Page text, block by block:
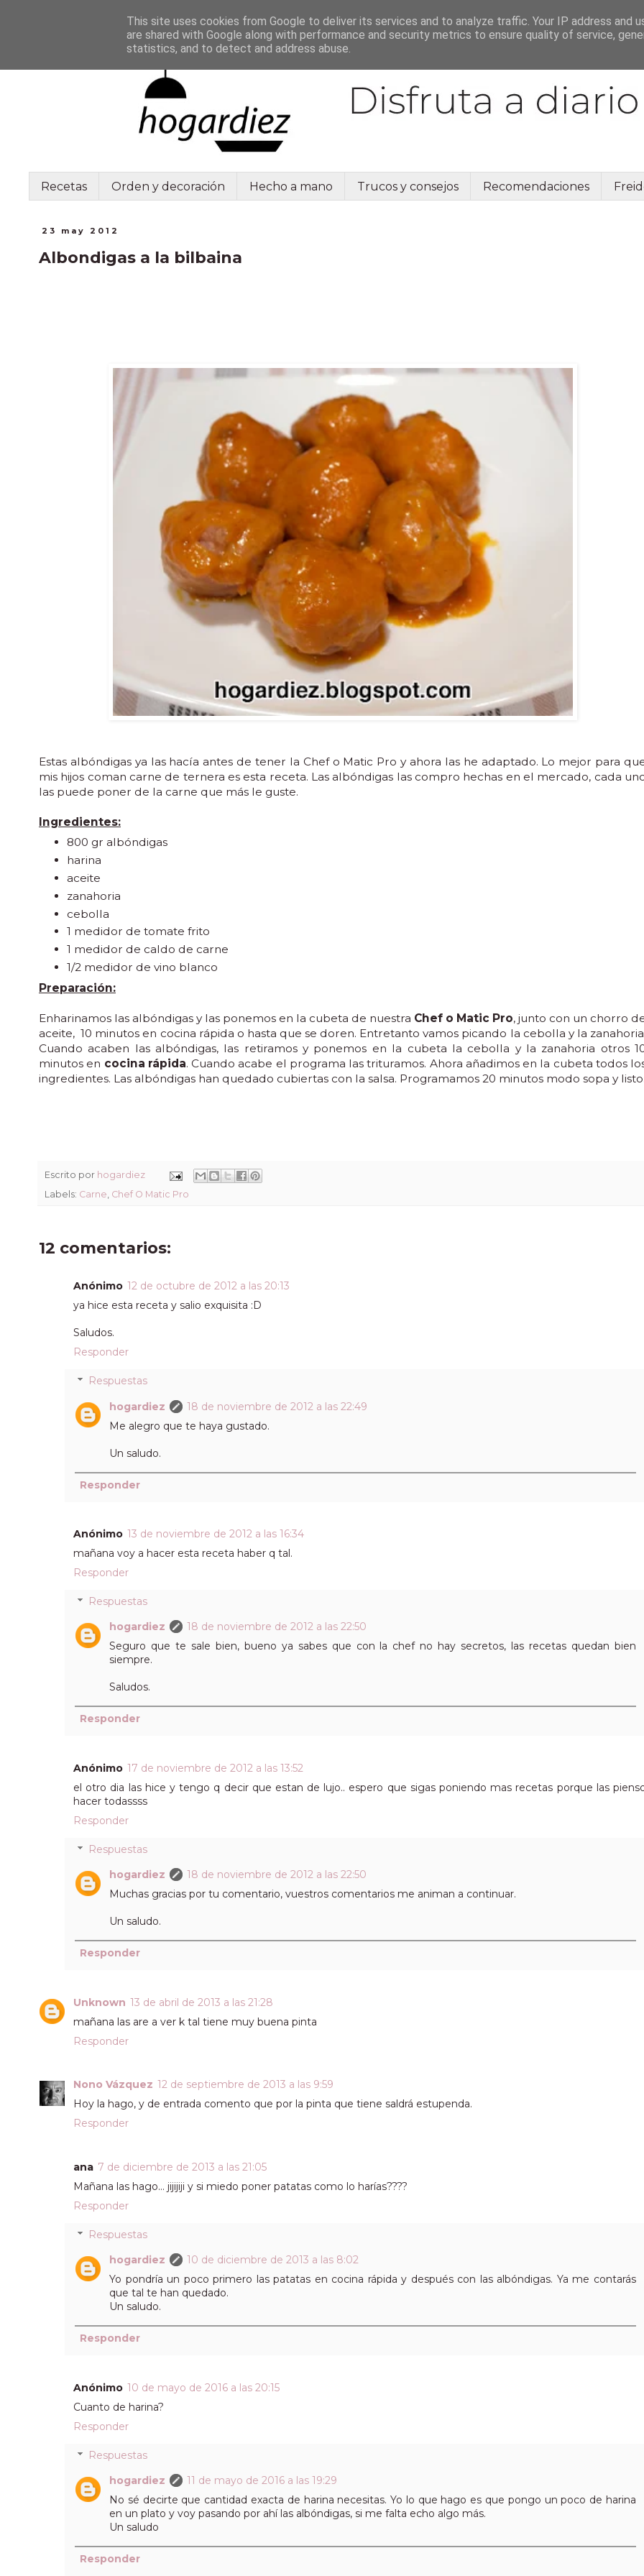
Recetas Orden y decoración Hecho a mano Trucos y consejos Recomendaciones
23 may 2012
Albondigas a la bilbaina
Estas albóndigas ya las hacía antes de tener la Chef o Matic Pro y ahora las he adaptado. Lo mejor para
mis hijos coman carne de ternera es esta receta. Las albóndigas las compro hechas en el mercado, cada
las puede poner de la carne que más le guste.
Ingredientes:
800 gr albóndigas
harina
aceite
zanahoria
cebolla
1 medidor de tomate frito
1 medidor de caldo de carne
1/2 medidor de vino blanco
Preparación:
Enharinamos las albóndigas y las ponemos en la cubeta de nuestra Chef o Matic Pro, junto con un chorro
aceite, 10 minutos en cocina rápida o hasta que se doren. Entretanto vamos picando la cebolla y la
Cuando acaben las albóndigas, las retiramos y ponemos en la cubeta la cebolla y la zanahoria otros
minutos en cocina rápida. Cuando acabe el programa las trituramos. Ahora añadimos en la cubeta todos
ingredientes. Las albóndigas han quedado cubiertas con la salsa. Programamos 20 minutos modo sopa y
Escrito por hogardiez
Labels: Carne, Chef O Matic Pro
12 comentarios:
Anónimo 12 de octubre de 2012 a las 20:13
ya hice esta receta y salio exquisita :D
Saludos.
Responder
Respuestas
hogardiez
18 de noviembre de 2012 a las 22:49
Me alegro que te haya gustado.
Un saludo.
Responder
Anónimo 13 de noviembre de 2012 a las 16:34
mañana voy a hacer esta receta haber q tal.
Responder
Respuestas
hogardiez
18 de noviembre de 2012 a las 22:50
Seguro que te sale bien, bueno ya sabes que con la chef no hay secretos, las recetas quedan bien
siempre.
Saludos.
Responder
Anónimo 17 de noviembre de 2012 a las 13:52
el otro dia las hice y tengo q decir que estan de lujo.. espero que sigas poniendo mas recetas porque las
hacer todassss
Responder
Respuestas
hogardiez
18 de noviembre de 2012 a las 22:50
Muchas gracias por tu comentario, vuestros comentarios me animan a continuar.
Un saludo.
Responder
Unknown 13 de abril de 2013 a las 21:28
mañana las are a ver k tal tiene muy buena pinta
Responder
Nono Vázquez 12 de septiembre de 2013 a las 9:59
Hoy la hago, y de entrada comento que por la pinta que tiene saldrá estupenda.
Responder
ana 7 de diciembre de 2013 a las 21:05
Mañana las hago... jijijiji y si miedo poner patatas como lo harías????
Responder
Respuestas
hogardiez
10 de diciembre de 2013 a las 8:02
Yo pondría un poco primero las patatas en cocina rápida y después con las albóndigas. Ya me contarás
que tal te han quedado.
Un saludo.
Responder
Anónimo 10 de mayo de 2016 a las 20:15
Cuanto de harina?
Responder
Respuestas
hogardiez
11 de mayo de 2016 a las 19:29
No sé decirte que cantidad exacta de harina necesitas. Yo lo que hago es que pongo un poco de harina
en un plato y voy pasando por ahí las albóndigas, si me falta echo algo más.
Un saludo
Responder
This site uses cookies from Google to deliver its services and to analyze traffic. Your IP address and
are shared with Google along with performance and security metrics to ensure quality of service,
statistics, and to detect and address abuse.